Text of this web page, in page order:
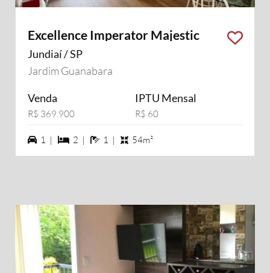
Excellence Imperator Majestic
Jundiaí / SP
Jardim Guanabara
Venda
R$ 369.900
IPTU Mensal
R$ 60
1 vagas na garagem
1 | 2 dormiórios
2 | 1 banheiros
1 | 54m²